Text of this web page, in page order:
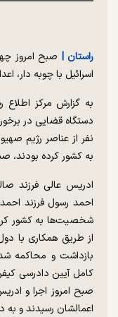
راستان | صبح امروز
اسرائیل با چوبه دار،
به گزارش مرکز اطلاع
دستگاه قضایی در
نفر از عناصر رژیم
به کشور کرده بودند،
ادریس عالی فرزند
احمد رسول فرزند
شخصیت‌ها به کشور
از طریق همکاری با
بازداشت و محاکمه
کامل آیین دادرسی
صبح امروز اجرا و
اعمالشان رسیدند و به